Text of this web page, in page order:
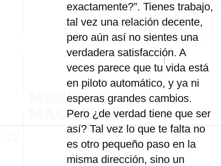
exactamente?”. Tienes trabajo,
tal vez una relación decente,
pero aún así no sientes una
verdadera satisfacción. A
veces parece que tu vida está
en piloto automático, y ya ni
esperas grandes cambios.
Pero ¿de verdad tiene que ser
así? Tal vez lo que te falta no
es otro pequeño paso en la
misma dirección, sino un